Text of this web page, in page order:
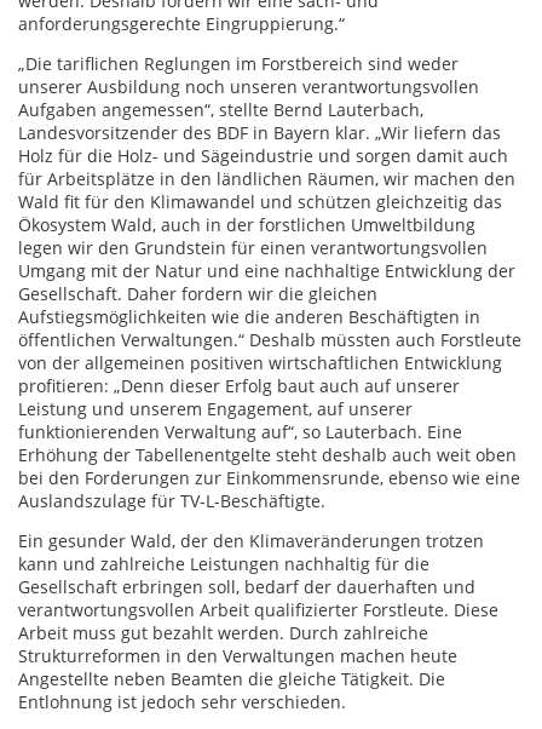
anforderungsgerechte Eingruppierung.“
„Die tariflichen Reglungen im Forstbereich sind weder
unserer Ausbildung noch unseren verantwortungsvollen
Aufgaben angemessen“, stellte Bernd Lauterbach,
Landesvorsitzender des BDF in Bayern klar. „Wir liefern das
Holz für die Holz- und Sägeindustrie und sorgen damit auch
für Arbeitsplätze in den ländlichen Räumen, wir machen den
Wald fit für den Klimawandel und schützen gleichzeitig das
Ökosystem Wald, auch in der forstlichen Umweltbildung
legen wir den Grundstein für einen verantwortungsvollen
Umgang mit der Natur und eine nachhaltige Entwicklung der
Gesellschaft. Daher fordern wir die gleichen
Aufstiegsmöglichkeiten wie die anderen Beschäftigten in
öffentlichen Verwaltungen.“ Deshalb müssten auch Forstleute
von der allgemeinen positiven wirtschaftlichen Entwicklung
profitieren: „Denn dieser Erfolg baut auch auf unserer
Leistung und unserem Engagement, auf unserer
funktionierenden Verwaltung auf“, so Lauterbach. Eine
Erhöhung der Tabellenentgelte steht deshalb auch weit oben
bei den Forderungen zur Einkommensrunde, ebenso wie eine
Auslandszulage für TV-L-Beschäftigte.
Ein gesunder Wald, der den Klimaveränderungen trotzen
kann und zahlreiche Leistungen nachhaltig für die
Gesellschaft erbringen soll, bedarf der dauerhaften und
verantwortungsvollen Arbeit qualifizierter Forstleute. Diese
Arbeit muss gut bezahlt werden. Durch zahlreiche
Strukturreformen in den Verwaltungen machen heute
Angestellte neben Beamten die gleiche Tätigkeit. Die
Entlohnung ist jedoch sehr verschieden.